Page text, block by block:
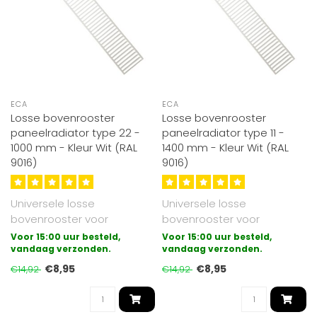
ECA
Losse bovenrooster
paneelradiator type 22 -
1000 mm - Kleur Wit (RAL
9016)
Universele losse
bovenrooster voor
paneelradiatoren
uitgevoerd in type 22.
Gesch..
Voor 15:00 uur besteld,
vandaag verzonden.
€14,92 €8,95
ECA
Losse bovenrooster
paneelradiator type 11 -
1400 mm - Kleur Wit (RAL
9016)
Universele losse
bovenrooster voor
paneelradiatoren
uitgevoerd in type 11.
Gesch..
Voor 15:00 uur besteld,
vandaag verzonden.
€14,92 €8,95